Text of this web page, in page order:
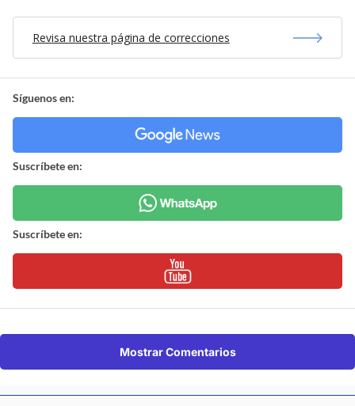
Revisa nuestra página de correcciones
Síguenos en:
Suscríbete en:
Suscríbete en:
Mostrar Comentarios